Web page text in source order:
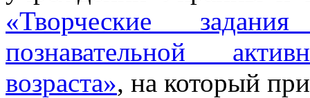
«Творческие
познавательной
возраста», на который